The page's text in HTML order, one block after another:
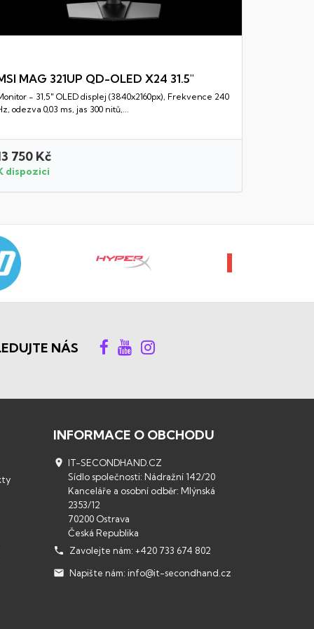
Rychlý náhled
MAG 321UP QD-OLED X24 31.5"
- 31,5" OLED displej (3840x2160px), Frekvence 240
odezva 0,03 ms, jas 300 nitů,...
750 Kč
dispozici
NÁS
INFORMACE O OBCHODU
 IT-SECONDHAND.CZ
Sídlo společnosti: Nádražní 142/20
Kanceláře a osobní odběr: Mlýnská
2353/12
70200 Ostrava
Česká Republika

Zavolejte nám: +420 733 674 802
 Napište nám: info@it-secondhand.cz